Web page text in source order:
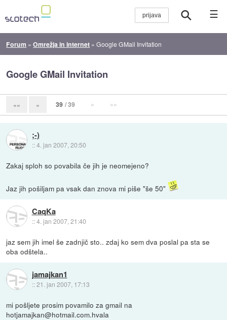
☰
Forum »Omrežja in internet »Google GMail Invitation
Google GMail Invitation
«« « 39 / 39 » »»
;-)
::4. jan 2007, 20:50
Zakaj sploh so povabila če jih je neomejeno?
Jaz jih pošiljam pa vsak dan znova mi piše "še 50"
CaqKa
::4. jan 2007, 21:40
jaz sem jih imel še zadnjič sto.. zdaj ko sem dva poslal pa sta se
oba odštela..
jamajkan1
::21. jan 2007, 17:13
mi pošljete prosim povamilo za gmail na
hotjamajkan@hotmail.com.hvala